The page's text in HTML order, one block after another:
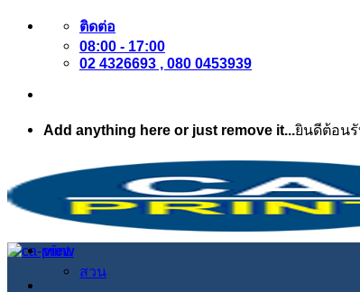
ข้าม
เนื้อหา
ติดต่อ
08:00 - 17:00
02 4326693 , 080 0453939
Add anything here or just remove it...ยินดีต้อนรั
view
สวน